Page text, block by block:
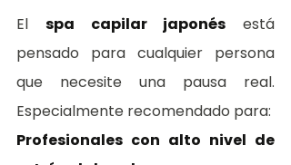
El spa capilar japonés está
pensado para cualquier persona
que necesite una pausa real.
Especialmente recomendado para:
Profesionales con alto nivel de